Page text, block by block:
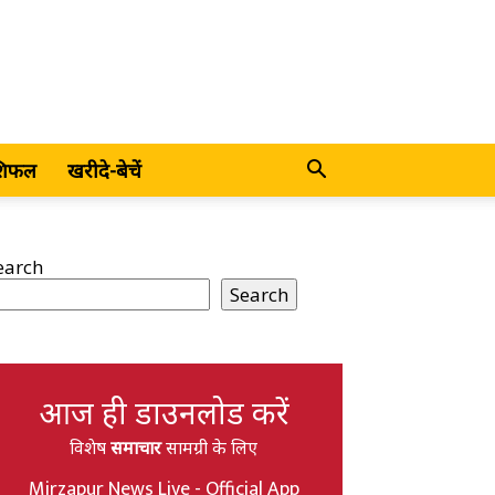
खरीदे-बेचें
Search
आज ही डाउनलोड करें
विशेषसमाचारसामग्री के लिए